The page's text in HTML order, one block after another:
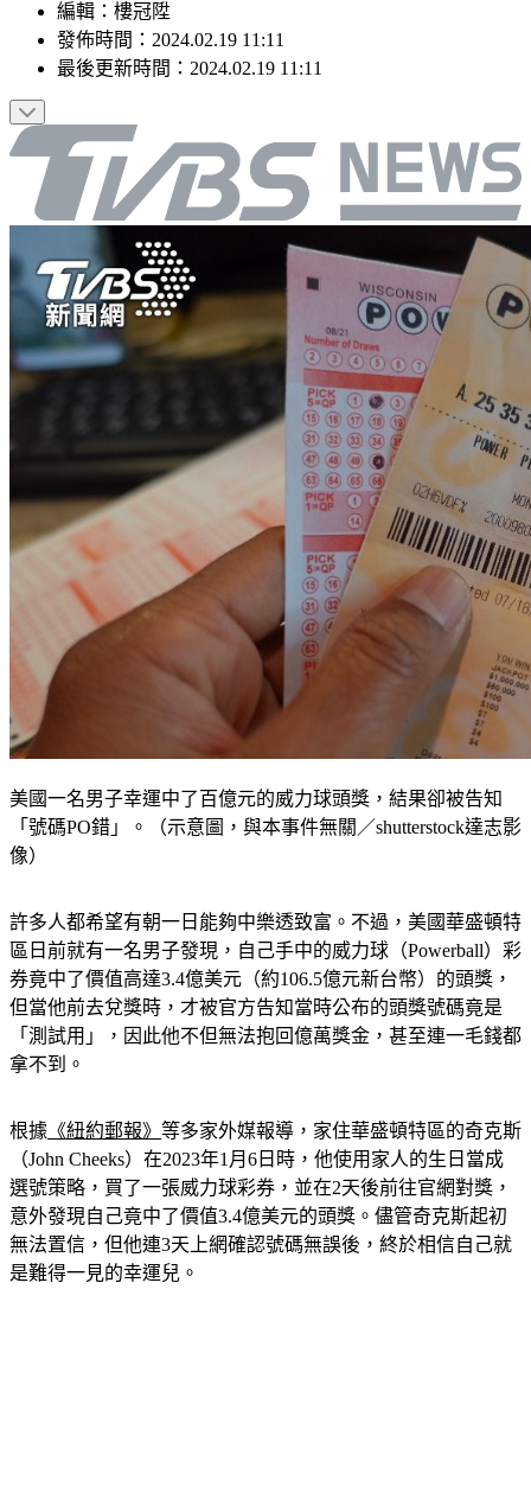
編輯 ： 樓冠陞
發佈時間： 2024.02.19 11:11
最後更新時間： 2024.02.19 11:11
美國一名男子幸運中了百億元的威力球頭獎，結果卻被告知
「號碼PO錯」。（示意圖，與本事件無關／shutterstock達志影
像）
許多人都希望有朝一日能夠中樂透致富。不過，美國華盛頓特
區日前就有一名男子發現，自己手中的威力球（Powerball）彩
券竟中了價值高達3.4億美元（約106.5億元新台幣）的頭獎，
但當他前去兌獎時，才被官方告知當時公布的頭獎號碼竟是
「測試用」，因此他不但無法抱回億萬獎金，甚至連一毛錢都
拿不到。
根據 《紐約郵報》 等多家外媒報導，家住華盛頓特區的奇克斯
（John Cheeks）在2023年1月6日時，他使用家人的生日當成
選號策略，買了一張威力球彩券，並在2天後前往官網對獎，
意外發現自己竟中了價值3.4億美元的頭獎。儘管奇克斯起初
無法置信，但他連3天上網確認號碼無誤後，終於相信自己就
是難得一見的幸運兒。